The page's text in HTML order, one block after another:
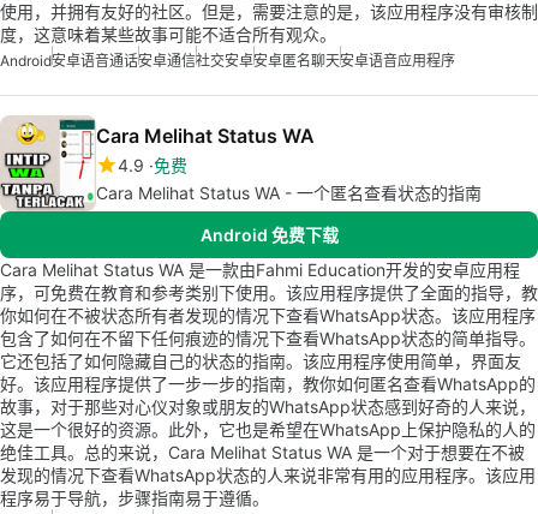
使用，并拥有友好的社区。但是，需要注意的是，该应用程序没有审核制
度，这意味着某些故事可能不适合所有观众。
Android安卓语音通话安卓通信社交安卓安卓匿名聊天安卓语音应用程序
Cara Melihat Status WA
4.9 免费
Cara Melihat Status WA - 一个匿名查看状态的指南
Android 免费下载
Cara Melihat Status WA 是一款由Fahmi Education开发的安卓应用程
序，可免费在教育和参考类别下使用。该应用程序提供了全面的指导，教
你如何在不被状态所有者发现的情况下查看WhatsApp状态。该应用程序
包含了如何在不留下任何痕迹的情况下查看WhatsApp状态的简单指导。
它还包括了如何隐藏自己的状态的指南。该应用程序使用简单，界面友
好。该应用程序提供了一步一步的指南，教你如何匿名查看WhatsApp的
故事，对于那些对心仪对象或朋友的WhatsApp状态感到好奇的人来说，
这是一个很好的资源。此外，它也是希望在WhatsApp上保护隐私的人的
绝佳工具。总的来说，Cara Melihat Status WA 是一个对于想要在不被
发现的情况下查看WhatsApp状态的人来说非常有用的应用程序。该应用
程序易于导航，步骤指南易于遵循。